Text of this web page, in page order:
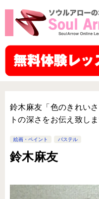
鈴木麻友「色のきれい
トの深さをお伝え致しま
絵画・ペイント パステル
鈴木麻友